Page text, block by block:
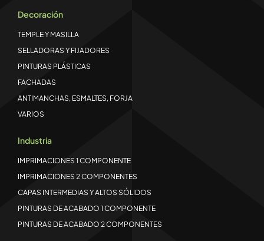
Decoración
TEMPLE Y MASILLA
SELLADORAS Y FIJADORES
PINTURAS PLÁSTICAS
FACHADAS
ANTIMANCHAS, ESMALTES, FORJA
VARIOS
Industria
IMPRIMACIONES 1 COMPONENTE
IMPRIMACIONES 2 COMPONENTES
CAPAS INTERMEDIAS Y ALTOS SÓLIDOS
PINTURAS DE ACABADO 1 COMPONENTE
PINTURAS DE ACABADO 2 COMPONENTES